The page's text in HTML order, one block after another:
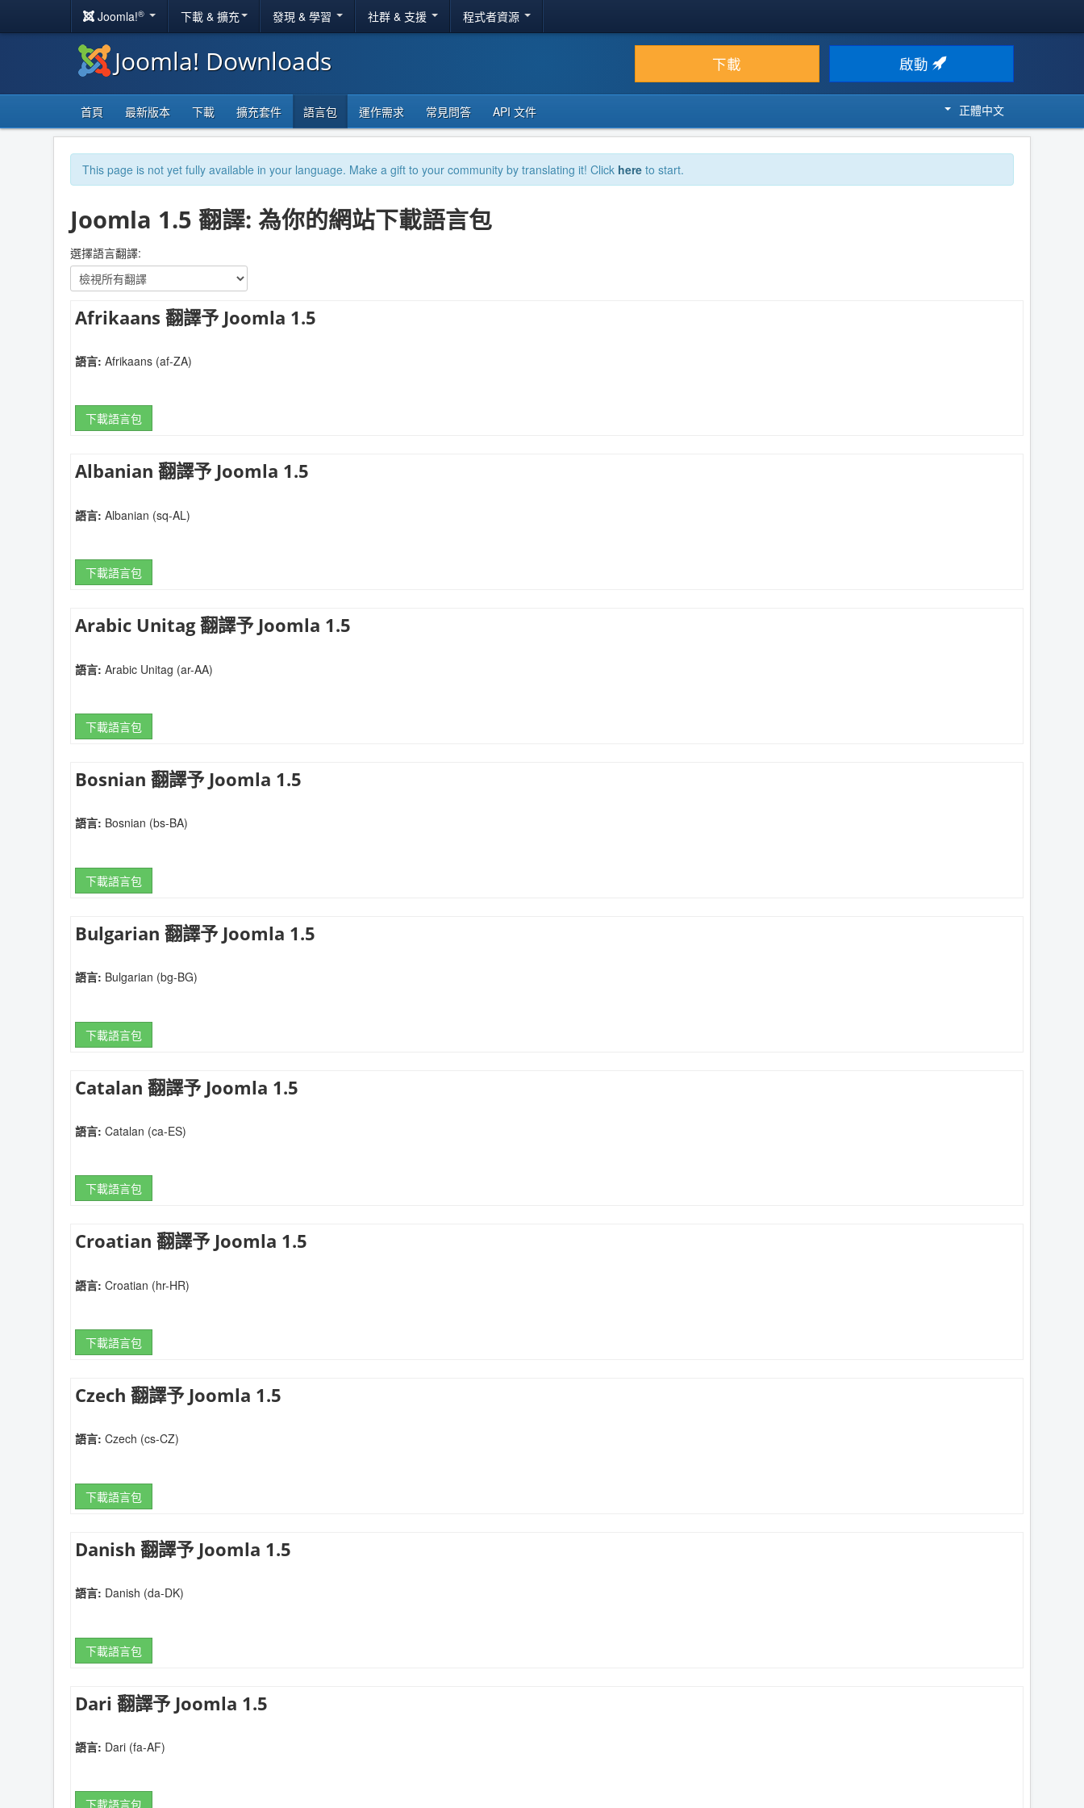
Joomla!® 下載 & 擴充 發現 & 學習 社群 & 支援 程式者資源
Joomla! Downloads 下載 啟動
首頁 最新版本 下載 擴充套件 語言包 運作需求 常見問答 API 文件 正體中文
This page is not yet fully available in your language. Make a gift to your community by translating it! Click here to start.
Joomla 1.5 翻譯: 為你的網站下載語言包
選擇語言翻譯:
Afrikaans 翻譯予 Joomla 1.5
語言: Afrikaans (af-ZA)
下載語言包
Albanian 翻譯予 Joomla 1.5
語言: Albanian (sq-AL)
下載語言包
Arabic Unitag 翻譯予 Joomla 1.5
語言: Arabic Unitag (ar-AA)
下載語言包
Bosnian 翻譯予 Joomla 1.5
語言: Bosnian (bs-BA)
下載語言包
Bulgarian 翻譯予 Joomla 1.5
語言: Bulgarian (bg-BG)
下載語言包
Catalan 翻譯予 Joomla 1.5
語言: Catalan (ca-ES)
下載語言包
Croatian 翻譯予 Joomla 1.5
語言: Croatian (hr-HR)
下載語言包
Czech 翻譯予 Joomla 1.5
語言: Czech (cs-CZ)
下載語言包
Danish 翻譯予 Joomla 1.5
語言: Danish (da-DK)
下載語言包
Dari 翻譯予 Joomla 1.5
語言: Dari (fa-AF)
下載語言包